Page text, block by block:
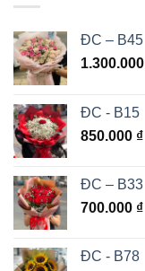
ĐC – B45
1.300.000
ĐC - B15
850.000 ₫
ĐC – B33
700.000 ₫
ĐC - B78